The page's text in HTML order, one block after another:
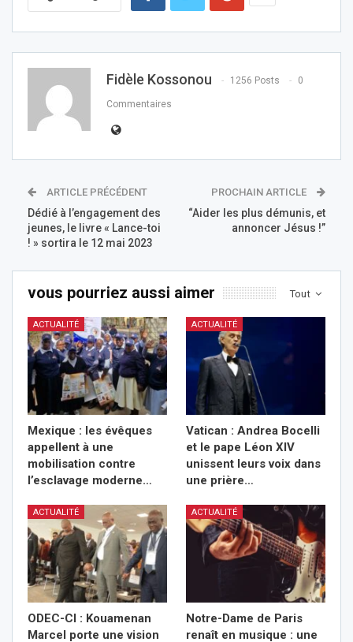
Fidèle Kossonou 1256 Posts 0
Commentaires
ARTICLE PRÉCÉDENT
Dédié à l’engagement des
jeunes, le livre « Lance-toi
! » sortira le 12 mai 2023
PROCHAIN ARTICLE
“Aider les plus démunis, et
annoncer Jésus !”
Tout
vous pourriez aussi aimer
ACTUALITÉ
Mexique : les évêques
appellent à une
mobilisation contre
l’esclavage moderne…
ACTUALITÉ
Vatican : Andrea Bocelli
et le pape Léon XIV
unissent leurs voix dans
une prière…
ACTUALITÉ
ODEC-CI : Kouamenan
Marcel porte une vision
ACTUALITÉ
Notre-Dame de Paris
renaît en musique : une